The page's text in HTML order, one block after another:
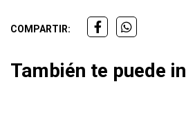
COMPARTIR:
También te puede